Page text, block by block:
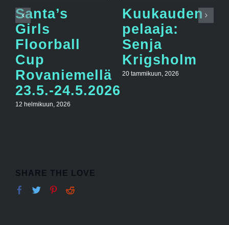
Santa’s
Girls
Floorball
Cup
Rovaniemellä
23.5.-24.5.2026
12 helmikuun, 2026
Kuukauden
pelaaja:
Senja
Krigsholm
20 tammikuun, 2026
SHARE THE LOVE